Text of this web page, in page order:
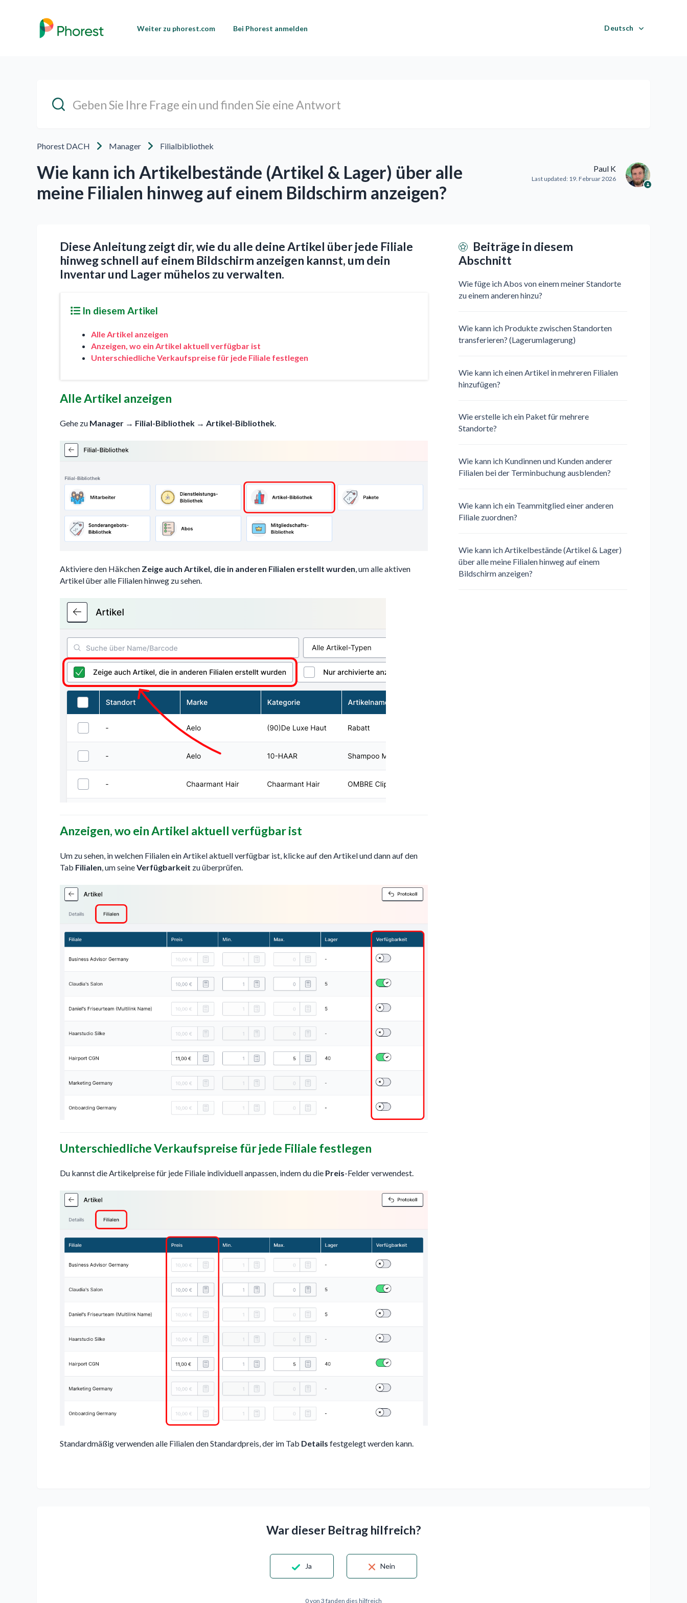
Weiter zu phorest.com Bei Phorest anmelden Deutsch
Phorest DACH Manager Filialbibliothek
Wie kann ich Artikelbestände (Artikel & Lager) über alle
meine Filialen hinweg auf einem Bildschirm anzeigen?
Paul K
Last updated: 19. Februar 2026
Diese Anleitung zeigt dir, wie du alle deine Artikel über jede Filiale
hinweg schnell auf einem Bildschirm anzeigen kannst, um dein
Inventar und Lager mühelos zu verwalten.
In diesem Artikel
Alle Artikel anzeigen
Anzeigen, wo ein Artikel aktuell verfügbar ist
Unterschiedliche Verkaufspreise für jede Filiale festlegen
Alle Artikel anzeigen
Gehe zu Manager → Filial-Bibliothek → Artikel-Bibliothek.
Aktiviere den Häkchen Zeige auch Artikel, die in anderen Filialen erstellt wurden, um alle aktiven
Artikel über alle Filialen hinweg zu sehen.
Anzeigen, wo ein Artikel aktuell verfügbar ist
Um zu sehen, in welchen Filialen ein Artikel aktuell verfügbar ist, klicke auf den Artikel und dann auf den
Tab Filialen, um seineVerfügbarkeit zu überprüfen.
Unterschiedliche Verkaufspreise für jede Filiale festlegen
Du kannst die Artikelpreise für jede Filiale individuell anpassen, indem du die Preis-Felder verwendest.
Standardmäßig verwenden alle Filialen den Standardpreis, der im Tab Details festgelegt werden kann.
Beiträge in diesem
Abschnitt
Wie füge ich Abos von einem meiner Standorte
zu einem anderen hinzu?
Wie kann ich Produkte zwischen Standorten
transferieren? (Lagerumlagerung)
Wie kann ich einen Artikel in mehreren Filialen
hinzufügen?
Wie erstelle ich ein Paket für mehrere
Standorte?
Wie kann ich Kundinnen und Kunden anderer
Filialen bei der Terminbuchung ausblenden?
Wie kann ich ein Teammitglied einer anderen
Filiale zuordnen?
Wie kann ich Artikelbestände (Artikel & Lager)
über alle meine Filialen hinweg auf einem
Bildschirm anzeigen?
War dieser Beitrag hilfreich?
Ja Nein
0 von 3 fanden dies hilfreich